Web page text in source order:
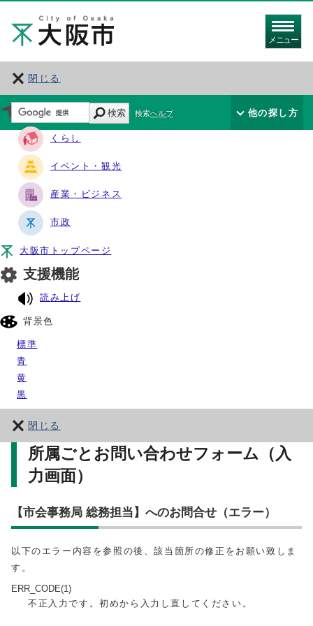
メニュー
閉じる
サイト・ナビ
くらし
イベント・観光
産業・ビジネス
市政
大阪市トップページ
支援機能
読み上げ
背景色
標準
青
黄
黒
閉じる
検索 検索ヘルプ 他の探し方
所属ごとお問い合わせフォーム（入
力画面）
【市会事務局 総務担当】へのお問合せ（エラー）
以下のエラー内容を参照の後、該当箇所の修正をお願い致しま
す。
ERR_CODE(1)
不正入力です。初めから入力し直してください。